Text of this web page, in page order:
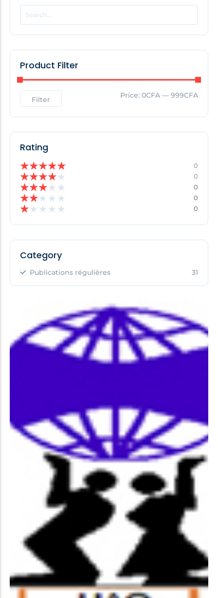
POPULAR THIS WEEK
No Posts Found!
No Posts Found!
Product Filter
Filter Price: 0CFA — 999CFA
Rating
★★★★★ 0
★★★★★ 0
★★★★ ★ 0
★★★ ★ ★ 0
★★ ★ ★ ★ 0
Category
Publications régulières 31